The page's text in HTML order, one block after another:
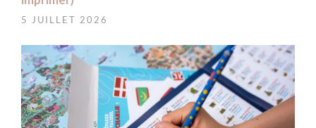
5 JUILLET 2026